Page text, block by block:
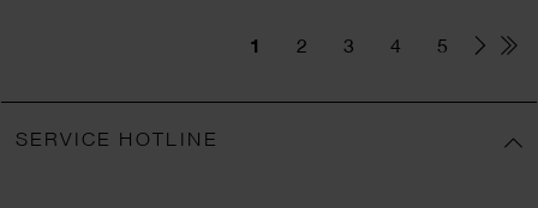
1 2 3 4 5
SERVICE HOTLINE